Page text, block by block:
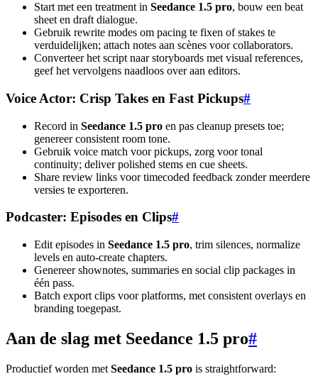
Start met een treatment in Seedance 1.5 pro, bouw een beat
sheet en draft dialogue.
Gebruik rewrite modes om pacing te fixen of stakes te
verduidelijken; attach notes aan scènes voor collaborators.
Converteer het script naar storyboards met visual references,
geef het vervolgens naadloos over aan editors.
Voice Actor: Crisp Takes en Fast Pickups#
Record in Seedance 1.5 pro en pas cleanup presets toe;
genereer consistent room tone.
Gebruik voice match voor pickups, zorg voor tonal
continuity; deliver polished stems en cue sheets.
Share review links voor timecoded feedback zonder meerdere
versies te exporteren.
Podcaster: Episodes en Clips#
Edit episodes in Seedance 1.5 pro, trim silences, normalize
levels en auto-create chapters.
Genereer shownotes, summaries en social clip packages in
één pass.
Batch export clips voor platforms, met consistent overlays en
branding toegepast.
Aan de slag met Seedance 1.5 pro#
Productief worden met Seedance 1.5 pro is straightforward: